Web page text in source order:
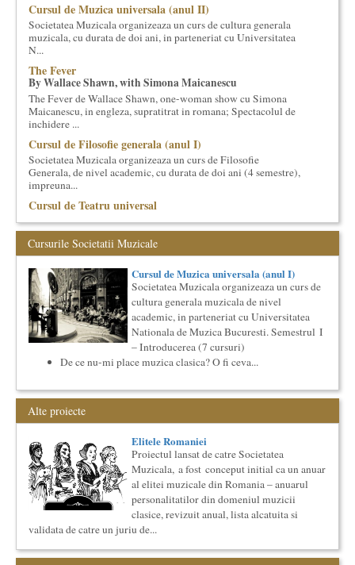
Cursul de Muzica universala (anul II)
Societatea Muzicala organizeaza un curs de cultura generala
muzicala, cu durata de doi ani, in parteneriat cu Universitatea
N...
The Fever
By Wallace Shawn, with Simona Maicanescu
The Fever de Wallace Shawn, one-woman show cu Simona
Maicanescu, in engleza, supratitrat in romana; Spectacolul de
inchidere ...
Cursul de Filosofie generala (anul I)
Societatea Muzicala organizeaza un curs de Filosofie
Generala, de nivel academic, cu durata de doi ani (4 semestre),
impreuna...
Cursul de Teatru universal
Societatea Muzicala organizeaza un curs de cultura generala
teatrala, de nivel academic, in parteneriat cu Universitatea
Nati...
Cursul de Literatura universala: Marile texte literare ale
umanitatii
Societatea Muzicala organizeaza un curs de literatura
universala: „Marile texte si marile batalii culturale”. Este un
cu...
Cursul de Sociologie
Societatea Muzicala organizeaza un curs de Sociologie, in
parteneriat cu Facultatea de Sociologie si Asistenta Sociala a
Cursul de Muzica universala (anul I)
Societatea Muzicala organizeaza un curs de cultura generala
muzicala de nivel academic, in parteneriat cu Universitatea
Natio...
Cursul de Filosofie generala (anul II)
Societatea Muzicala organizeaza un curs de Filosofie
Generala, de nivel academic, cu durata de doi ani (4 semestre),
impreuna...
Cursul de Cinematografie universala: Marile capodopere
si marii realizatori (anul II)
Societatea Muzicala organizeaza un curs de cultura generala
Cursurile Societatii Muzicale
Cursul de Muzica universala (anul I)
Societatea Muzicala organizeaza un curs de
cultura generala muzicala de nivel
academic, in parteneriat cu Universitatea
Nationala de Muzica Bucuresti. Semestrul I
– Introducerea (7 cursuri)
De ce nu-mi place muzica clasica? O fi ceva...
Alte proiecte
Elitele Romaniei
Proiectul lansat de catre Societatea
Muzicala, a fost conceput initial ca un anuar
al elitei muzicale din Romania – anuarul
personalitatilor din domeniul muzicii
clasice, revizuit anual, lista alcatuita si
validata de catre un juriu de...